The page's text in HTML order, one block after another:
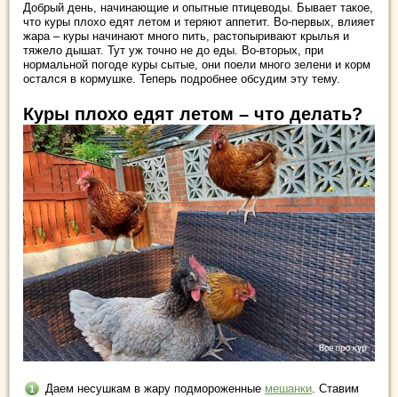
Добрый день, начинающие и опытные птицеводы. Бывает такое,
что куры плохо едят летом и теряют аппетит. Во-первых, влияет
жара – куры начинают много пить, растопыривают крылья и
тяжело дышат. Тут уж точно не до еды. Во-вторых, при
нормальной погоде куры сытые, они поели много зелени и корм
остался в кормушке. Теперь подробнее обсудим эту тему.
Куры плохо едят летом – что делать?
Даем несушкам в жару подмороженные мешанки . Ставим